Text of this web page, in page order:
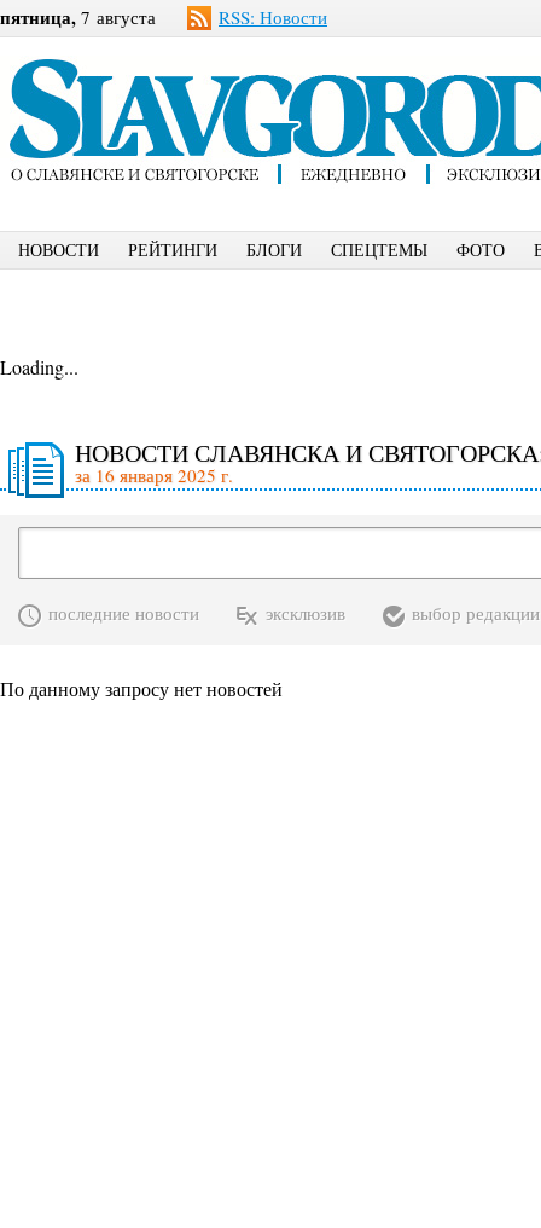
пятница, 7 августа RSS: Новости
НОВОСТИ РЕЙТИНГИ БЛОГИ СПЕЦТЕМЫ ФОТО
Loading...
НОВОСТИ СЛАВЯНСКА И
за 16 января 2025 г.
последние новости эксклюзив выбор редакции
По данному запросу нет новостей